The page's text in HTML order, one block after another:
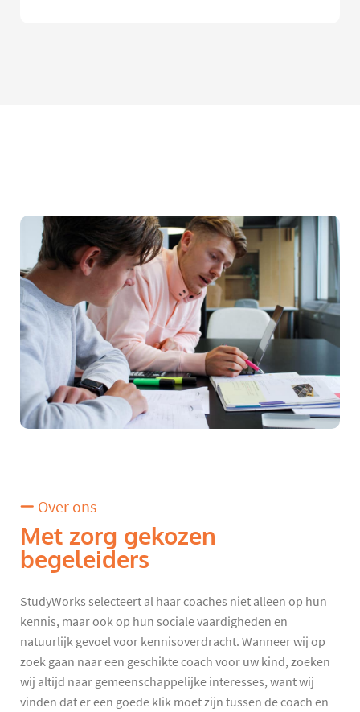
Over ons
Met zorg gekozen
begeleiders
StudyWorks selecteert al haar coaches niet alleen op hun
kennis, maar ook op hun sociale vaardigheden en
natuurlijk gevoel voor kennisoverdracht. Wanneer wij op
zoek gaan naar een geschikte coach voor uw kind, zoeken
wij altijd naar gemeenschappelijke interesses, want wij
vinden dat er een goede klik moet zijn tussen de coach en